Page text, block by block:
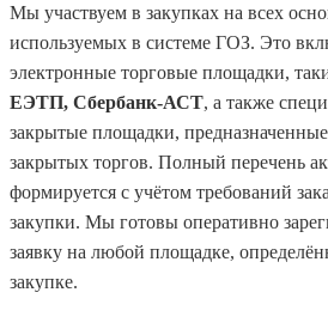
Мы участвуем в закупках на всех
используемых в системе ГОЗ. Это
электронные торговые площадки,
ЕЭТП, Сбербанк-АСТ, а также
закрытые площадки,
закрытых торгов. Полный перечень
формируется с учётом требований
закупки. Мы готовы оперативно
заявку на любой площадке,
закупке.